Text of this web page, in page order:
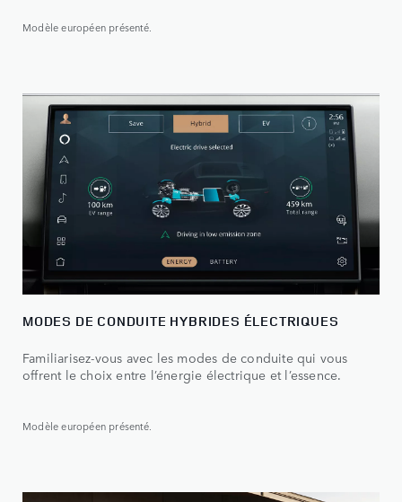
Modèle européen présenté.
MODES DE CONDUITE HYBRIDES ÉLECTRIQUES
Familiarisez-vous avec les modes de conduite qui vous
offrent le choix entre l’énergie électrique et l’essence.
Modèle européen présenté.